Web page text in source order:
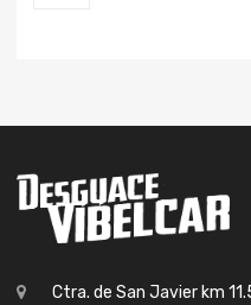
Ctra. de San Javier km